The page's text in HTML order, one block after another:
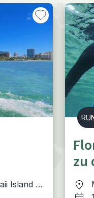
Island -
zu